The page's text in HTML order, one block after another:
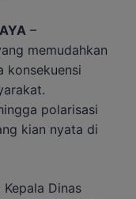
–
memudahkan
konsekuensi
polarisasi
kian nyata di
Dinas